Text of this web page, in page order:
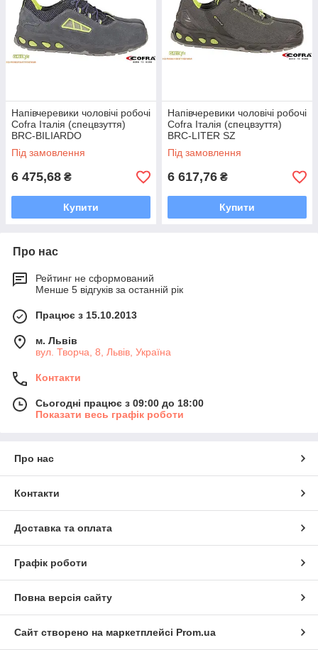
Напівчеревики чоловічі робочі
Cofra Італія (спецвзуття)
BRC-BILIARDO
Під замовлення
6 475,68 ₴
Купити
Напівчеревики чоловічі робочі
Cofra Італія (спецвзуття)
BRC-LITER SZ
Під замовлення
6 617,76 ₴
Купити
Про нас
Рейтинг не сформований
Менше 5 відгуків за останній рік
Працює з 15.10.2013
м. Львів
вул. Творча, 8, Львів, Україна
Контакти
Сьогодні працює з 09:00 до 18:00
Показати весь графік роботи
Про нас
Контакти
Доставка та оплата
Графік роботи
Повна версія сайту
Сайт створено на маркетплейсі Prom.ua